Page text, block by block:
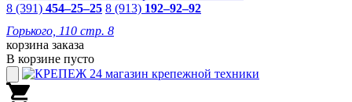
8 (391) 454–25–25 8 (913) 192–92–92
Горького, 110 стр. 8
корзина заказа
В корзине пусто